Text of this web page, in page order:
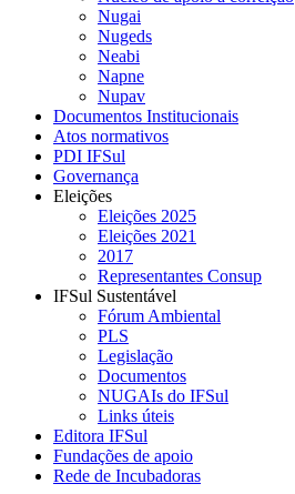
Nugai
Nugeds
Neabi
Napne
Nupav
Documentos Institucionais
Atos normativos
PDI IFSul
Governança
Eleições
Eleições 2025
Eleições 2021
2017
Representantes Consup
IFSul Sustentável
Fórum Ambiental
PLS
Legislação
Documentos
NUGAIs do IFSul
Links úteis
Editora IFSul
Fundações de apoio
Rede de Incubadoras